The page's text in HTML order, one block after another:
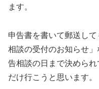
ます。
申告書を書いて郵送し
相談の受付のお知らせ
告相談の日まで決めら
だけ行こうと思います。